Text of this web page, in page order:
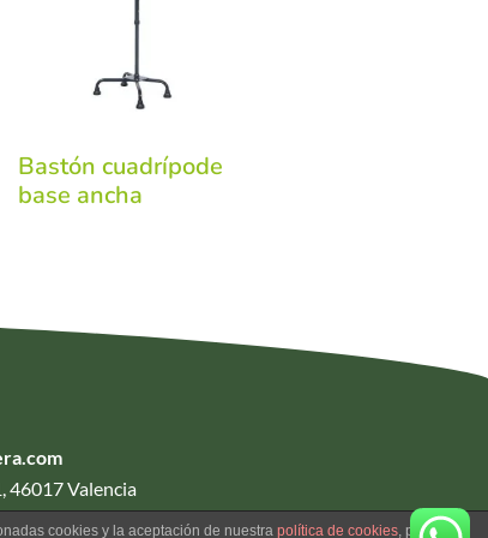
Bastón cuadrípode
base ancha
46017 Valencia
cookies y la aceptación de nuestra política de cookies, pinche el